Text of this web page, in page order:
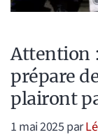
Attention
prépare
plairont
1 mai 2025 par